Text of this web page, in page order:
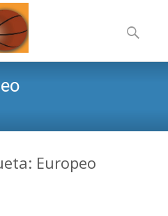
alBuscar:
Europeo